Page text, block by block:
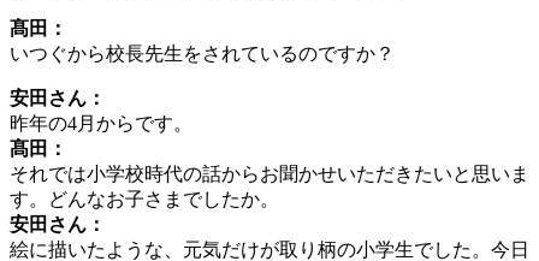
髙田：
いつぐから校長先生をされているのですか？
安田さん：
昨年の4月からです。
髙田：
それでは小学校時代の話からお聞かせいただきたいと思いま
す。どんなお子さまでしたか。
安田さん：
絵に描いたような、元気だけが取り柄の小学生でした。今日